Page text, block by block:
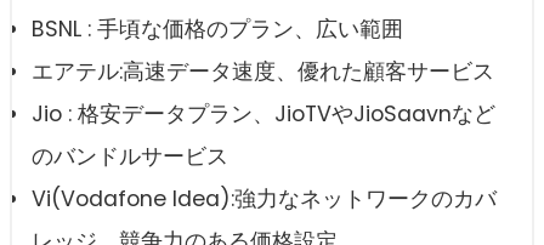
BSNL : 手頃な価格のプラン、広い範囲
エアテル:高速データ速度、優れた顧客サービス
Jio : 格安データプラン、JioTVやJioSaavnなど
のバンドルサービス
Vi(Vodafone Idea):強力なネットワークのカバ